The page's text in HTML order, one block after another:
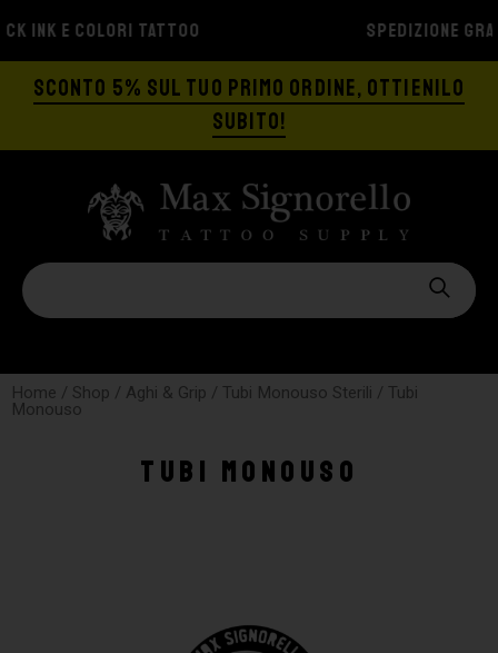
SPEDIZIONE GRATIS A PARTIRE DA €129
SCONTO 5% SUL TUO PRIMO ORDINE, OTTIENILO
SUBITO!
Home / Shop / Aghi & Grip / Tubi Monouso Sterili / Tubi
Monouso
Tubi Monouso